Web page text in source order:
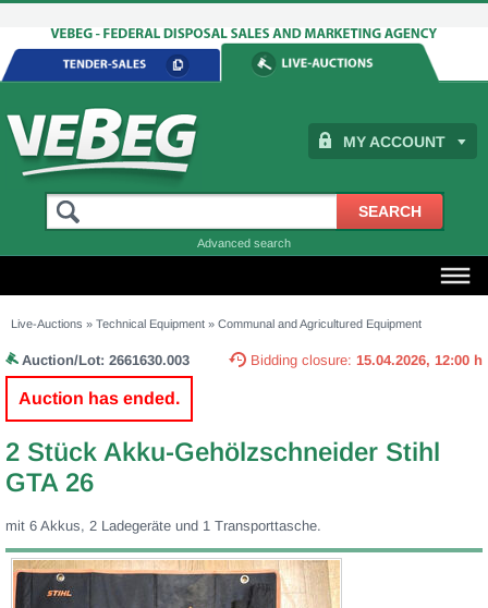
MY ACCOUNT
Advanced search
Live-Auctions » Technical Equipment » Communal and Agricultured Equipment
Bidding closure: 15.04.2026, 12:00 h
Auction/Lot: 2661630.003
Auction has ended.
2 Stück Akku-Gehölzschneider Stihl
GTA 26
mit 6 Akkus, 2 Ladegeräte und 1 Transporttasche.